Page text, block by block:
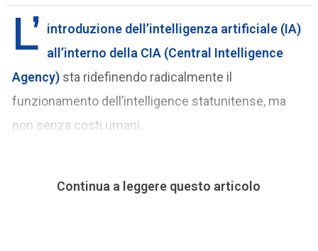
L’ introduzione dell’intelligenza artificiale (IA)
all’interno della CIA (Central Intelligence
Agency) sta ridefinendo radicalmente il
funzionamento dell’intelligence statunitense, ma
non senza costi umani.
Continua a leggere questo articolo